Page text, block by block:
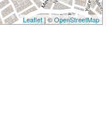
Leaflet| ©OpenStreetMap